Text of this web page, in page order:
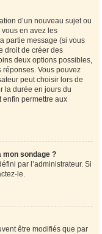
d’un nouveau sujet ou
vous en avez les
partie message (si vous
droit de créer des
deux options possibles,
Vous pouvez
peut choisir lors de
la durée en jours du
enfin permettre aux
mon sondage ?
par l’administrateur. Si
le.
être modifiés que par